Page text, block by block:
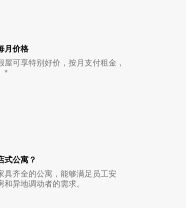
月价格
屋可享特别好价，按月支付租金，
*
式公寓？
具齐全的公寓，能够满足员工安
异地调动者的需求。